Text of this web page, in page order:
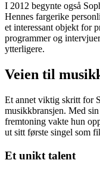
I 2012 begynte også
Hennes fargerike
et interessant objekt for
programmer og
ytterligere.
Veien til
Et annet viktig skritt for
musikkbransjen. Med
fremtoning vakte hun
ut sitt første singel som
Et unikt talent